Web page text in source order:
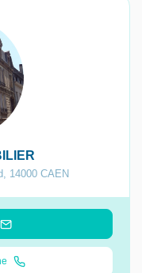
, 14000 CAEN